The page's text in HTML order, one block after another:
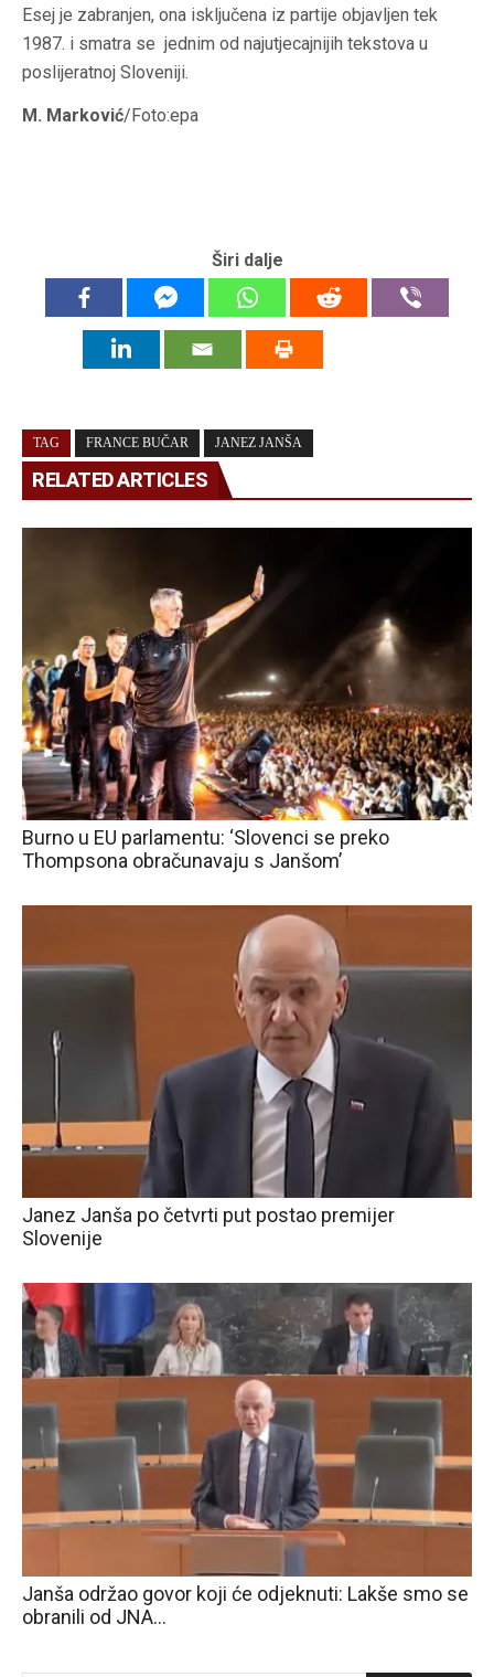
Esej je zabranjen, ona isključena iz partije objavljen tek
1987. i smatra se jednim od najutjecajnijih tekstova u
poslijeratnoj Sloveniji.
M. Marković/Foto:epa
Širi dalje
TAG FRANCE BUČAR JANEZ JANŠA
RELATED ARTICLES
Burno u EU parlamentu: ‘Slovenci se preko
Thompsona obračunavaju s Janšom’
Janez Janša po četvrti put postao premijer
Slovenije
Janša održao govor koji će odjeknuti: Lakše smo se
obranili od JNA…